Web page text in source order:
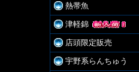
熱帯魚
津軽錦
店頭限定販売
宇野系らんちゅう